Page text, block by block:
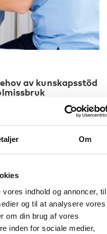
Om
indhold og annoncer,
og til at analysere vores
om din brug af vores
inden for sociale medier,
av kunskapsstöd
en förstudie för att